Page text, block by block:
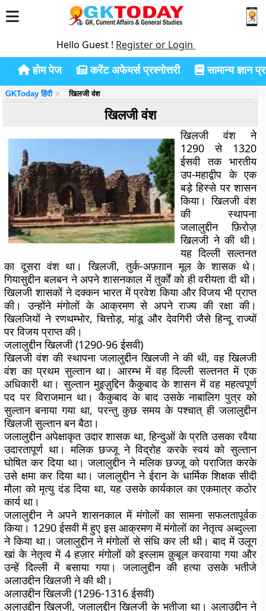
Hello Guest ! Register or Login
होम पेज करेंट अफेयर्स प्रश्नोत्तरी सामान्य ज्ञान
GKToday हिंदी खिलजी वंश
खिलजी वंश
खिलजी वंश ने
1290 से 1320
ईसवी तक भारतीय
उप-महाद्वीप के एक
बड़े हिस्से पर शासन
किया। खिलजी वंश
की स्थापना
जलालुद्दीन फ़िरोज़
खिलजी ने की थी।
यह दिल्ली सल्तनत
का दूसरा वंश था। खिलजी, तुर्क-अफ़ग़ान मूल के शासक थे।
गियासुद्दीन बलबन ने अपने शासनकाल में तुर्कों को ही वरीयता दी थी।
खिलजी शासकों ने दक्कन भारत में प्रवेश किया और विजय भी प्राप्त
की। उन्होंने मंगोलों के आक्रमण से अपने राज्य की रक्षा की।
खिलजियों ने रणथम्भोर, चित्तोड़, मांडू और देवगिरी जैसे हिन्दू राज्यों
पर विजय प्राप्त की।
जलालुद्दीन खिलजी (1290-96 ईसवी)
खिलजी वंश की स्थापना जलालुद्दीन खिलजी ने की थी, वह खिलजी
वंश का प्रथम सुल्तान था। आरम्भ में वह दिल्ली सल्तनत में एक
अधिकारी था। सुल्तान मुइज़ुद्दिन कैकुबाद के शासन में वह महत्वपूर्ण
पद पर विराजमान था। कैकुबाद के बाद उसके नाबालिग पुत्र को
सुल्तान बनाया गया था, परन्तु कुछ समय के पश्चात् ही जलालुद्दीन
खिलजी सुल्तान बन बैठा।
जलालुद्दीन अपेक्षाकृत उदार शासक था, हिन्दुओं के प्रति उसका रवैया
उदारतापूर्ण था। मलिक छज्जू ने विद्रोह करके स्वयं को सुल्तान
घोषित कर दिया था। जलालुद्दीन ने मलिक छज्जू को पराजित करके
उसे क्षमा कर दिया था। जलालुद्दीन ने ईरान के धार्मिक शिक्षक सीदी
मौला को मृत्यु दंड दिया था, यह उसके कार्यकाल का एकमात्र कठोर
कार्य था।
जलालुद्दीन ने अपने शासनकाल में मंगोलों का सामना सफलतापूर्वक
किया। 1290 ईसवी में हुए इस आक्रमण में मंगोलों का नेतृत्व अब्दुल्ला
ने किया था। जलालुद्दीन ने मंगोलों से संधि कर ली थी। बाद में उलूग
खां के नेतृत्व में 4 हज़ार मंगोलों को इस्लाम क़ुबूल करवाया गया और
उन्हें दिल्ली में बसाया गया। जलालुद्दीन की हत्या उसके भतीजे
अलाउद्दीन खिलजी ने की थी।
अलाउद्दीन खिलजी (1296-1316 ईसवी)
अलाउद्दीन खिलजी, जलालुद्दीन खिलजी के भतीजा था। अलाउद्दीन ने